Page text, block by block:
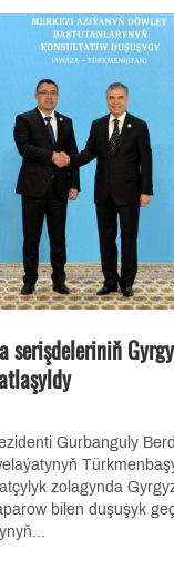
serişdeleriniň
Gurbanguly
zolagynda
bilen duşuşyk